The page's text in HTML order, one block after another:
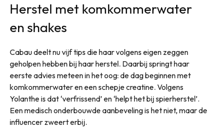
Herstel met komkommerwater
en shakes
Cabau deelt nu vijf tips die haar volgens eigen zeggen
geholpen hebben bij haar herstel. Daarbij springt haar
eerste advies meteen in het oog: de dag beginnen met
komkommerwater en een schepje creatine. Volgens
Yolanthe is dat ‘verfrissend’ en ‘helpt het bij spierherstel’.
Een medisch onderbouwde aanbeveling is het niet, maar de
influencer zweert erbij.